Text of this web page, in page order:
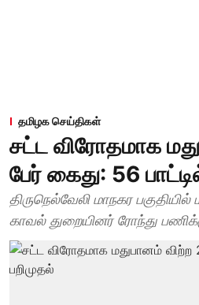
தமிழக செய்திகள்
சட்ட விரோதமாக
பேர் கைது: 56
திருநெல்வேலி மாநகர
காவல் துறையினர் ரோந்து